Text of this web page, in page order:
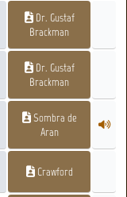
Dr. Gustaf
Brackman
Dr. Gustaf
Brackman
Sombra de
Aran
Crawford